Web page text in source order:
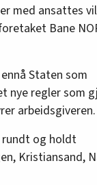
med ansattes
Bane
Staten som
nye regler som
arbeidsgiveren.
rundt og holdt
Kristiansand,